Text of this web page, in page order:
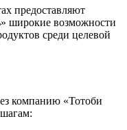
предоставляют
широкие возможности
среди целевой
компанию «Тотоби